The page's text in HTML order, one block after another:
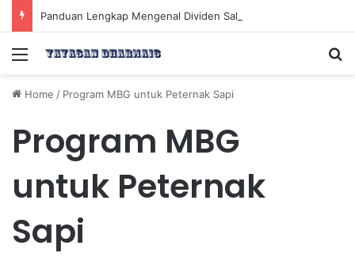
Menu
Home / Program MBG untuk Peternak Sapi
Program MBG
untuk Peternak
Sapi